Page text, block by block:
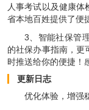
人事考试以及健康
省本地百姓提供了便
3、智能社保管
的社保办事指南，更
时推送给你的便捷！
更新日志
优化体验，增强